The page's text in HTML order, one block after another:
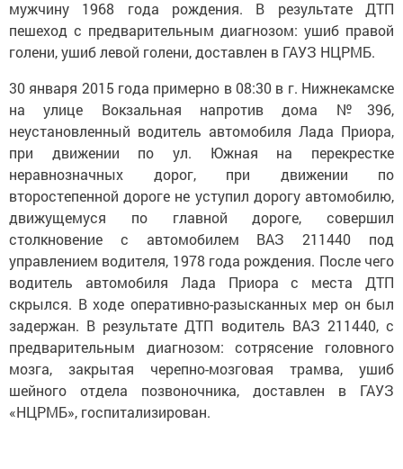
мужчину 1968 года рождения. В результате ДТП
пешеход с предварительным диагнозом: ушиб правой
голени, ушиб левой голени, доставлен в ГАУЗ НЦРМБ.
30 января 2015 года примерно в 08:30 в г. Нижнекамске
на улице Вокзальная напротив дома №39б,
неустановленный водитель автомобиля Лада Приора,
при движении по ул. Южная на перекрестке
неравнозначных дорог, при движении по
второстепенной дороге не уступил дорогу автомобилю,
движущемуся по главной дороге, совершил
столкновение с автомобилем ВАЗ 211440 под
управлением водителя, 1978 года рождения. После чего
водитель автомобиля Лада Приора с места ДТП
скрылся. В ходе оперативно-разысканных мер он был
задержан. В результате ДТП водитель ВАЗ 211440, с
предварительным диагнозом: сотрясение головного
мозга, закрытая черепно-мозговая трамва, ушиб
шейного отдела позвоночника, доставлен в ГАУЗ
«НЦРМБ», госпитализирован.